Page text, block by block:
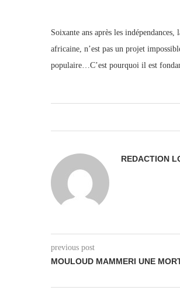
Soixante ans après les
africaine, n’est pas un projet
populaire…C’est pourquoi il est
REDACTION
previous post
MOULOUD MAMMERI UNE